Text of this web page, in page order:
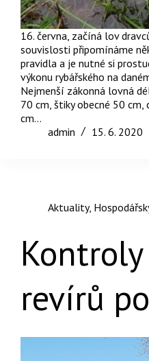
16. června, začíná lov
souvislosti připomínáme
pravidla a je nutné si
výkonu rybářského na
Nejmenší zákonná lovná
70 cm, štiky obecné 50 cm,
cm…
admin
15. 6. 2020
Aktuality,
revírů